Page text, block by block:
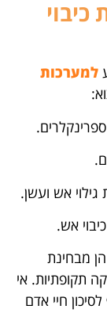
למערכות
אש ועשן.
אש.
מבחינת
תקופתיות. אי
חיי אדם